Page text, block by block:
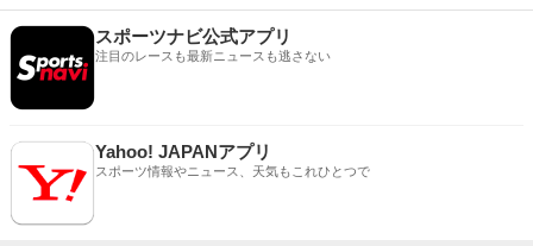
スポーツナビ公式アプリ
注目のレースも最新ニュースも逃さない
Yahoo! JAPANアプリ
スポーツ情報やニュース、天気もこれひとつで